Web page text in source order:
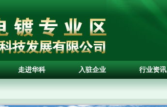
走进华科 入驻企业 行业资讯